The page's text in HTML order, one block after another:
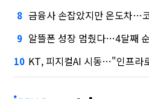
8 금융사 손잡았지만 온도차…
9 알뜰폰 성장 멈췄다…4달째
10 KT, 피지컬AI 시동…"인프라